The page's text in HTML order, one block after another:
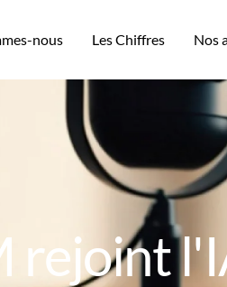
nous Les Chiffres Nos
rejoint